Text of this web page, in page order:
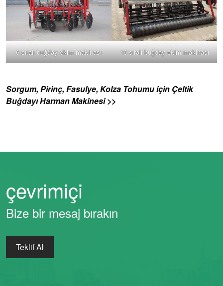
6 sıralı buğday ekim makinası 16 sıralı buğday ekim makinası
Sorgum, Pirinç, Fasulye, Kolza Tohumu için Çeltik
Buğdayı Harman Makinesi >>
çevrimiçi
Bize bir mesaj bırakın
Teklif Al